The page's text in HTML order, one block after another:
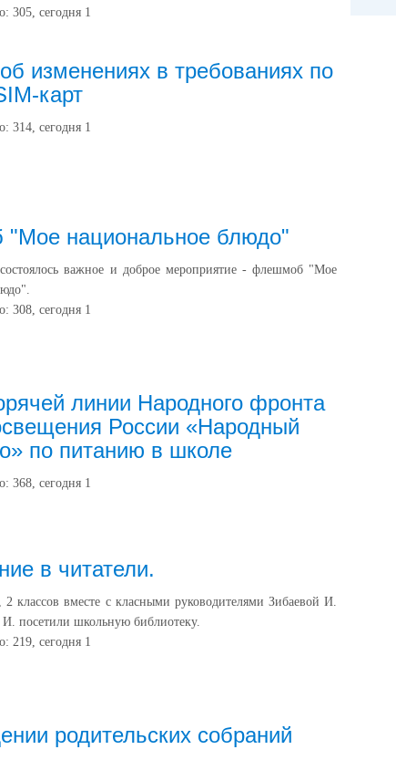
305, сегодня 1
изменениях в требованиях по
карт
314, сегодня 1
национальное блюдо"
важное и доброе мероприятие - флешмоб "Мое
308, сегодня 1
линии Народного фронта
России «Народный
по питанию в школе
368, сегодня 1
в читатели.
классов вместе с класными руководителями Зибаевой И.
посетили школьную библиотеку.
219, сегодня 1
родительских собраний